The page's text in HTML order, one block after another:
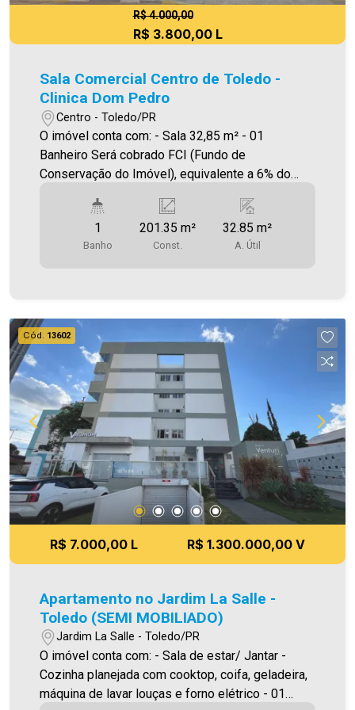
R$ 4.000,00
R$ 3.800,00 L
Sala Comercial Centro de Toledo -
Clinica Dom Pedro
Centro - Toledo/PR
O imóvel conta com: - Sala 32,85 m² - 01
Banheiro Será cobrado FCI (Fundo de
Conservação do Imóvel), equivalente a 6% do
acesse o menu LOCAÇÃO em nosso site. A
Imobiliária Ativa possui hoje uma das maiores
carteiras de imóveis administrados da cidade,
As informações aqui prestadas são verdadeiras,
todavia, reservamo-nos o direito de corrigir
qualquer erro de digitação e/ou ortografia, bem
como alteração dos preços e imagens. Fotos
meramente ilustrativas.
1
Banho
201.35 m²
Const.
32.85 m²
A. Útil
Cód. 13602
R$ 7.000,00 L R$ 1.300.000,00 V
Apartamento no Jardim La Salle -
Toledo (SEMI MOBILIADO)
Jardim La Salle - Toledo/PR
O imóvel conta com: - Sala de estar/ Jantar -
Cozinha planejada com cooktop, coifa, geladeira,
máquina de lavar louças e forno elétrico - 01